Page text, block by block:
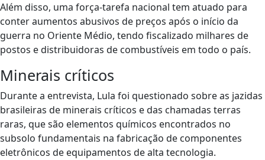
Além disso, uma força-tarefa nacional tem atuado para
conter aumentos abusivos de preços após o início da
guerra no Oriente Médio, tendo fiscalizado milhares de
postos e distribuidoras de combustíveis em todo o país.
Minerais críticos
Durante a entrevista, Lula foi questionado sobre as jazidas
brasileiras de minerais críticos e das chamadas terras
raras, que são elementos químicos encontrados no
subsolo fundamentais na fabricação de componentes
eletrônicos de equipamentos de alta tecnologia.